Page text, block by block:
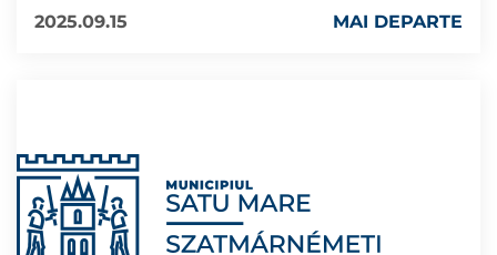
2025.09.15
MAI DEPARTE